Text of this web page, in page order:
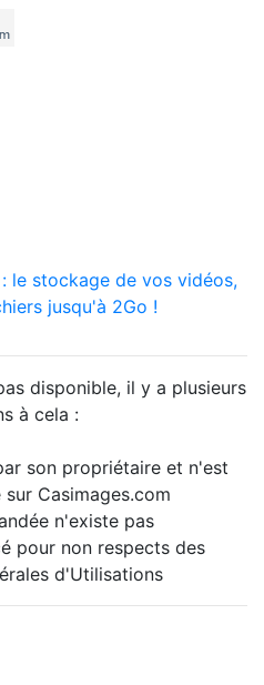
le stockage de vos vidéos,
jusqu'à 2Go !
disponible, il y a plusieurs
à cela :
son propriétaire et n'est
Casimages.com
n'existe pas
pour non respects des
d'Utilisations